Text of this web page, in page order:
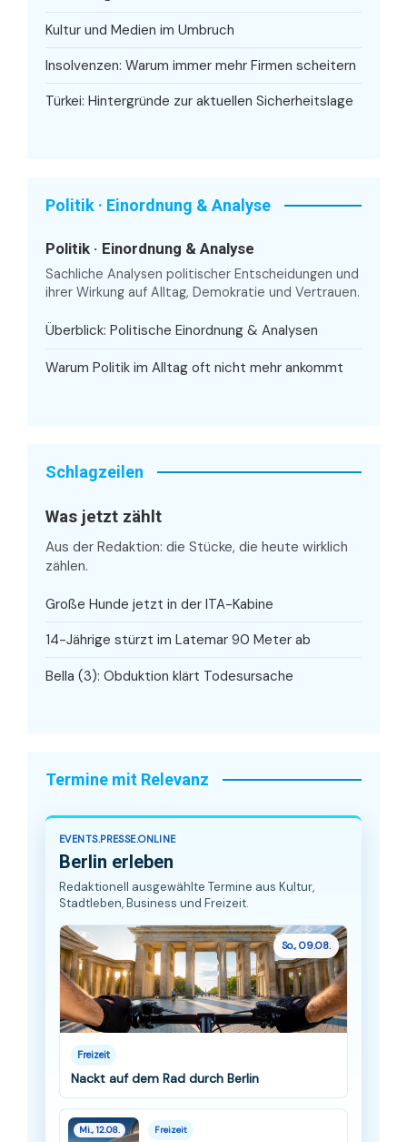
Kultur und Medien im Umbruch
Insolvenzen: Warum immer mehr Firmen scheitern
Türkei: Hintergründe zur aktuellen Sicherheitslage
Politik · Einordnung & Analyse
Politik · Einordnung & Analyse
Sachliche Analysen politischer Entscheidungen und
ihrer Wirkung auf Alltag, Demokratie und Vertrauen.
Überblick: Politische Einordnung & Analysen
Warum Politik im Alltag oft nicht mehr ankommt
Schlagzeilen
Was jetzt zählt
Aus der Redaktion: die Stücke, die heute wirklich
zählen.
Große Hunde jetzt in der ITA-Kabine
14-Jährige stürzt im Latemar 90 Meter ab
Bella (3): Obduktion klärt Todesursache
Termine mit Relevanz
EVENTS.PRESSE.ONLINE
Berlin erleben
Redaktionell ausgewählte Termine aus Kultur,
Stadtleben, Business und Freizeit.
So., 09.08.
Freizeit
Nackt auf dem Rad durch Berlin
Mi., 12.08. Freizeit